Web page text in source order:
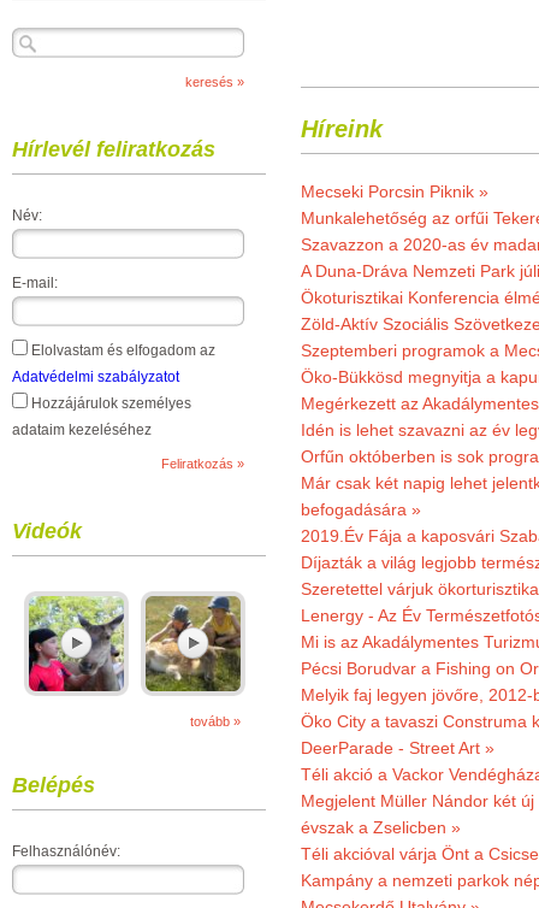
Hírlevél feliratkozás
Név:
E-mail:
Elolvastam és elfogadom az
Adatvédelmi szabályzatot
Hozzájárulok személyes
adataim kezeléséhez
Videók
tovább »
Belépés
Felhasználónév:
Híreink
Mecseki Porcsin Piknik »
Munkalehetőség az orfűi
Szavazzon a 2020-as év
A Duna-Dráva Nemzeti Park
Ökoturisztikai Konferencia
Zöld-Aktív Szociális
Szeptemberi programok a
Öko-Bükkösd megnyitja a
Megérkezett az
Idén is lehet szavazni az év
Orfűn októberben is sok
Már csak két napig lehet
befogadására »
2019.Év Fája a kaposvári
Díjazták a világ legjobb
Szeretettel várjuk
Lenergy - Az Év
Mi is az Akadálymentes
Pécsi Borudvar a Fishing on
Melyik faj legyen jövőre,
Öko City a tavaszi Construma
DeerParade - Street Art »
Téli akció a Vackor
Megjelent Müller Nándor két
évszak a Zselicben »
Téli akcióval várja Önt a
Kampány a nemzeti parkok